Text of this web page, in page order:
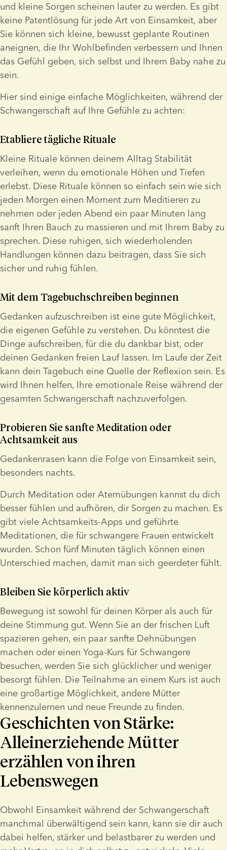
und kleine Sorgen scheinen lauter zu werden. Es gibt
keine Patentlösung für jede Art von Einsamkeit, aber
Sie können sich kleine, bewusst geplante Routinen
aneignen, die Ihr Wohlbefinden verbessern und Ihnen
das Gefühl geben, sich selbst und Ihrem Baby nahe zu
sein.
Hier sind einige einfache Möglichkeiten, während der
Schwangerschaft auf Ihre Gefühle zu achten:
Etabliere tägliche Rituale
Kleine Rituale können deinem Alltag Stabilität
verleihen, wenn du emotionale Höhen und Tiefen
erlebst. Diese Rituale können so einfach sein wie sich
jeden Morgen einen Moment zum Meditieren zu
nehmen oder jeden Abend ein paar Minuten lang
sanft Ihren Bauch zu massieren und mit Ihrem Baby zu
sprechen. Diese ruhigen, sich wiederholenden
Handlungen können dazu beitragen, dass Sie sich
sicher und ruhig fühlen.
Mit dem Tagebuchschreiben beginnen
Gedanken aufzuschreiben ist eine gute Möglichkeit,
die eigenen Gefühle zu verstehen. Du könntest die
Dinge aufschreiben, für die du dankbar bist, oder
deinen Gedanken freien Lauf lassen. Im Laufe der Zeit
kann dein Tagebuch eine Quelle der Reflexion sein. Es
wird Ihnen helfen, Ihre emotionale Reise während der
gesamten Schwangerschaft nachzuverfolgen.
Probieren Sie sanfte Meditation oder
Achtsamkeit aus
Gedankenrasen kann die Folge von Einsamkeit sein,
besonders nachts.
Durch Meditation oder Atemübungen kannst du dich
besser fühlen und aufhören, dir Sorgen zu machen. Es
gibt viele Achtsamkeits-Apps und geführte
Meditationen, die für schwangere Frauen entwickelt
wurden. Schon fünf Minuten täglich können einen
Unterschied machen, damit man sich geerdeter fühlt.
Bleiben Sie körperlich aktiv
Bewegung ist sowohl für deinen Körper als auch für
deine Stimmung gut. Wenn Sie an der frischen Luft
spazieren gehen, ein paar sanfte Dehnübungen
machen oder einen Yoga-Kurs für Schwangere
besuchen, werden Sie sich glücklicher und weniger
besorgt fühlen. Die Teilnahme an einem Kurs ist auch
eine großartige Möglichkeit, andere Mütter
kennenzulernen und neue Freunde zu finden.
Geschichten von Stärke:
Alleinerziehende Mütter
erzählen von ihren
Lebenswegen
Obwohl Einsamkeit während der Schwangerschaft
manchmal überwältigend sein kann, kann sie dir auch
dabei helfen, stärker und belastbarer zu werden und